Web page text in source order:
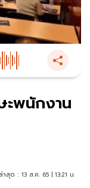
ะพนักงาน
าสุด : 13 ส.ค. 65 | 13:21 น.